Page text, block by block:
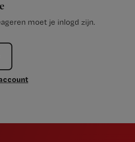
moet je inlogd zijn.